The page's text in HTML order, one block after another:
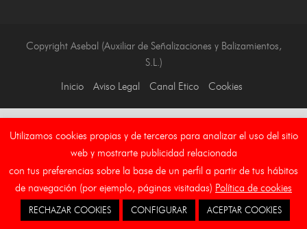
Copyright Asebal (Auxiliar de Señalizaciones y Balizamientos,
S.L.)
Inicio
Aviso Legal Canal Etico Cookies
Utilizamos cookies propias y de terceros para analizar el uso del sitio
web y mostrarte publicidad relacionada
con tus preferencias sobre la base de un perfil a partir de tus hábitos
de navegación (por ejemplo, páginas visitadas) Política de cookies
RECHAZAR COOKIES CONFIGURAR ACEPTAR COOKIES